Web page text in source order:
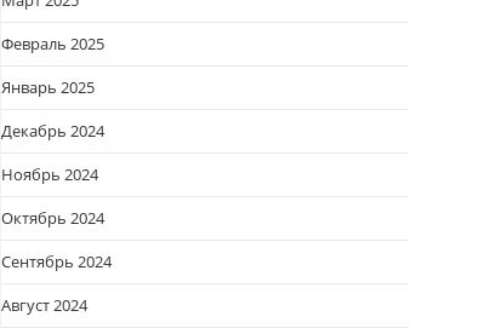
Февраль 2025
Январь 2025
Декабрь 2024
Ноябрь 2024
Октябрь 2024
Сентябрь 2024
Август 2024